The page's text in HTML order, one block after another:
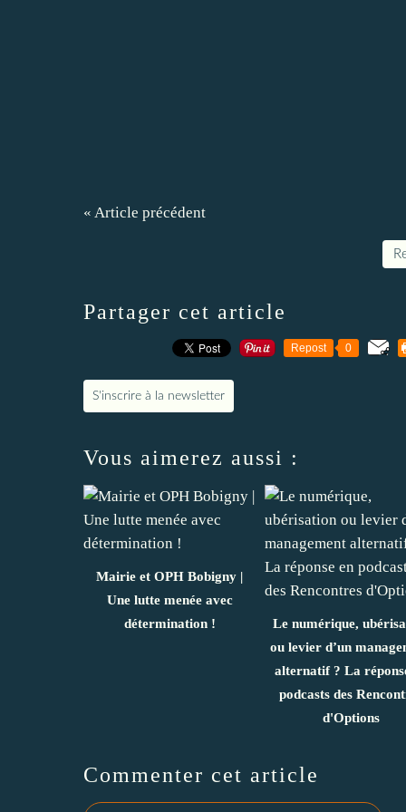
« Article précédent
Partager cet article
Repost 0
S'inscrire à la newsletter
Vous aimerez aussi :
Mairie et OPH Bobigny |
Une lutte menée avec
détermination !
Le numérique,
ou levier d’un
alternatif ? La
podcasts des
d'Options
Commenter cet article